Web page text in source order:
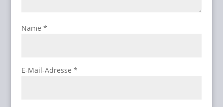
Name *
E-Mail-Adresse *